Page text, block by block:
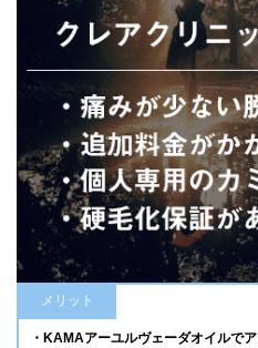
メリット
・KAMAアーユルヴェーダオイルで